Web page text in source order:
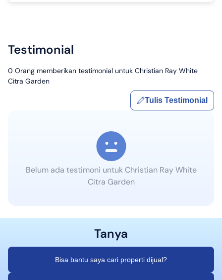
Testimonial
0 Orang memberikan testimonial untuk Christian Ray White
Citra Garden
Tulis Testimonial
Belum ada testimoni untuk Christian Ray White
Citra Garden
Tanya
Bisa bantu saya cari properti dijual?